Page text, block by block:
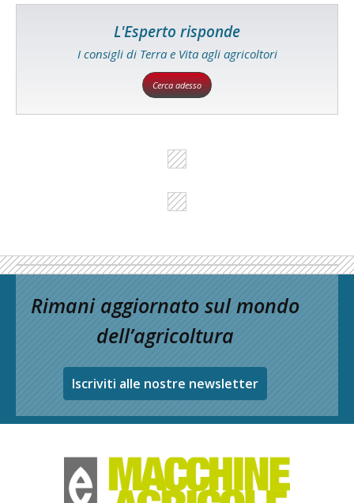
L'Esperto risponde
I consigli di Terra e Vita agli agricoltori
Cerca adesso
Rimani aggiornato sul mondo
dell’agricoltura
Iscriviti alle nostre newsletter